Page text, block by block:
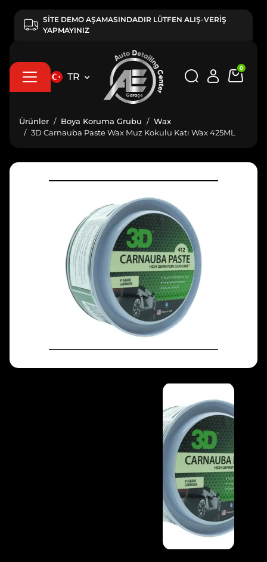
SİTE DEMO AŞAMASINDADIR LÜTFEN ALIŞ-VERİŞ
YAPMAYINIZ
TR
0
Ürünler Boya Koruma Grubu
Wax
3D Carnauba Paste Wax Muz Kokulu Katı Wax 425ML